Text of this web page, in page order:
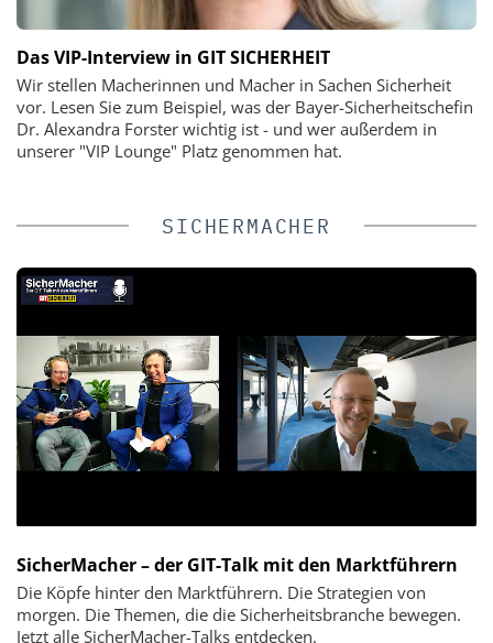
Das VIP-Interview in GIT SICHERHEIT
Wir stellen Macherinnen und Macher in Sachen Sicherheit
vor. Lesen Sie zum Beispiel, was der Bayer-Sicherheitschefin
Dr. Alexandra Forster wichtig ist - und wer außerdem in
unserer "VIP Lounge" Platz genommen hat.
SICHERMACHER
SicherMacher – der GIT-Talk mit den Marktführern
Die Köpfe hinter den Marktführern. Die Strategien von
morgen. Die Themen, die die Sicherheitsbranche bewegen.
Jetzt alle SicherMacher-Talks entdecken.